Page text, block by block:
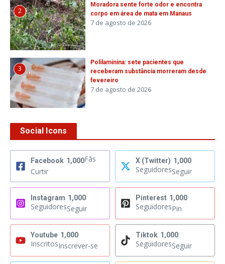
2
Moradora sente forte odor e encontra
corpo em área de mata em Manaus
7 de agosto de 2026
3
Polilaminina: sete pacientes que
receberam substância morreram desde
fevereiro
7 de agosto de 2026
Social Icons
Facebook 1,000Fãs
Curtir
X (Twitter) 1,000
SeguidoresSeguir
Instagram 1,000
SeguidoresSeguir
Pinterest 1,000
SeguidoresPin
Youtube 1,000
InscritosInscrever-se
Tiktok 1,000
SeguidoresSeguir